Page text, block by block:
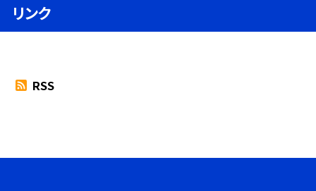
リンク
RSS